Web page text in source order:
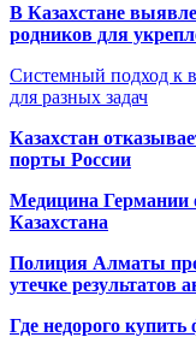
В Казахстане
родников для
Системный подход к
для разных задач
Казахстан
порты России
Медицина Германии
Казахстана
Полиция Алматы
утечке
Где недорого